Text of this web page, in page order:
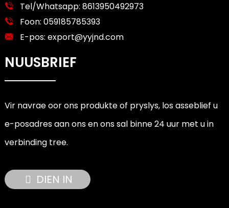
Tel/Whatsapp: 8613950492973
Foon: 059185785393
E-pos: export@yyjnd.com
NUUSBRIEF
Vir navrae oor ons produkte of pryslys, los asseblief u
e-posadres aan ons en ons sal binne 24 uur met u in
verbinding tree.
DIEN IN